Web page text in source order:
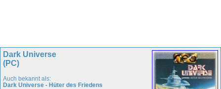
Dark Universe
(PC)
Auch bekannt als:
Dark Universe - Hüter des Friedens